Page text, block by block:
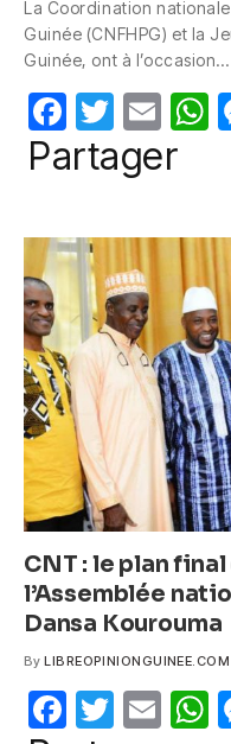
e
b
o
o
k
er
s
A
p
p
La Coordination
Guinée (CNFHPG) et la
Guinée, ont à l’occasion…
F
a
e
b
o
o
k
T
w
itt
er
E
m
s
A
p
p
Partager
CNT : le plan
l’Assemblée
Dansa Kourouma
By LIBREOPINIONGUINEE.COM
F
T
E